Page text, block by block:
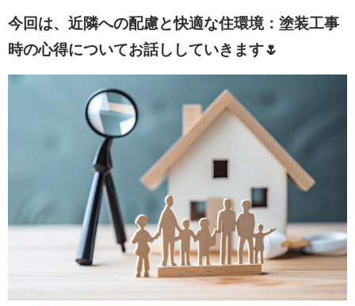
今回は、近隣への配慮と快適な住環境：塗装工事
時の心得についてお話ししていきます🌷